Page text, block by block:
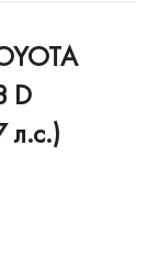
D
л.с.)